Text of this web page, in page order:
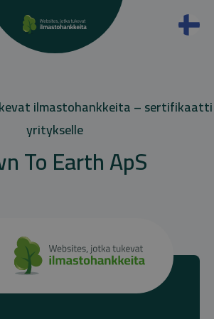
ilmastohankkeita – sertifikaatti
yritykselle
To Earth ApS